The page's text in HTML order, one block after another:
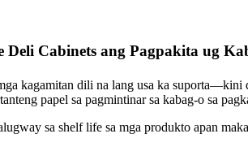
Deli Cabinets ang Pagpakita ug
kagamitan dili na lang usa ka
papel sa pagmintinar sa kabag-o sa
sa shelf life sa mga produkto apan